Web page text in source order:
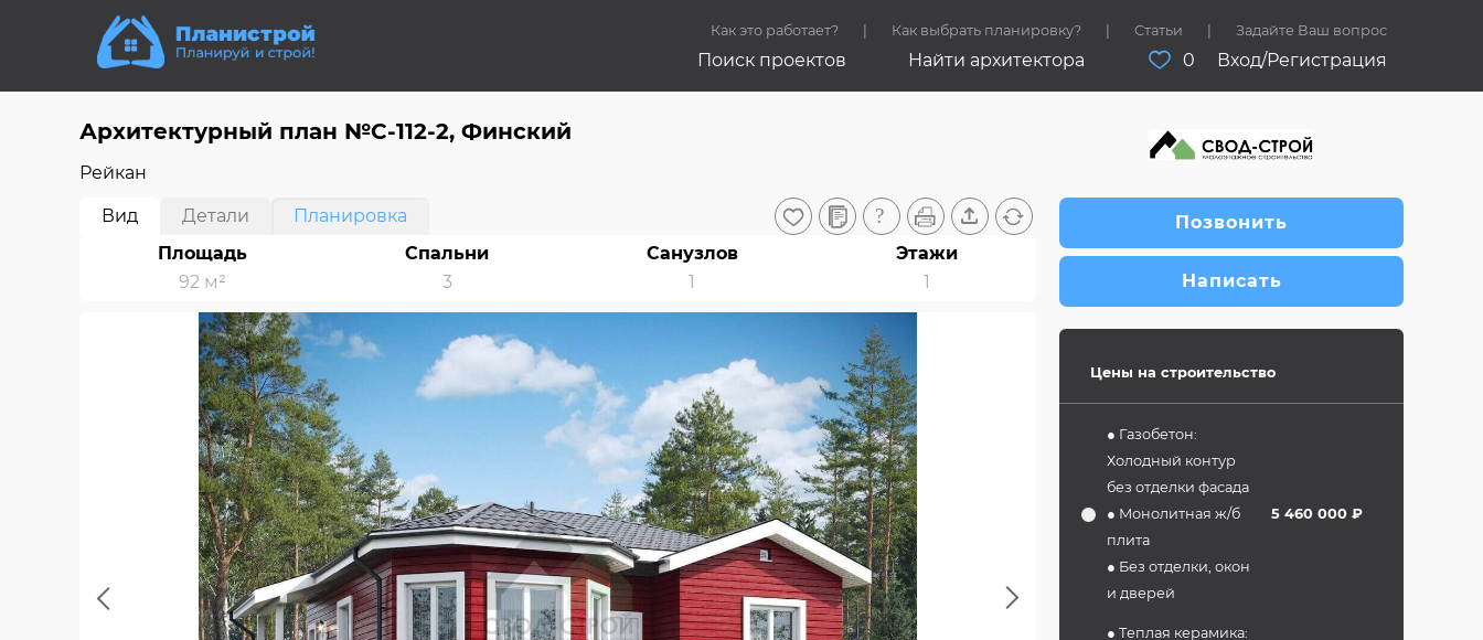
Как это работает? Как выбрать планировку? Статьи Задайте Ваш вопрос
Поиск проектов Найти архитектора 0 Вход/Регистрация
Архитектурный план №С-112-2, Финский
Рейкан
Вид Детали
Планировка
Площадь
92 м²
Спальни
3
Санузлов
1
Этажи
1
Previous Next
Позвонить
Написать
Цены на строительство
● Газобетон:
Холодный контур
без отделки фасада
● Монолитная ж/б
плита
● Без отделки, окон
и дверей
5 460 000 ₽
● Теплая керамика: